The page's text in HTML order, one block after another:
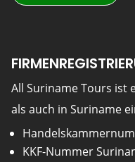
All Suriname Tours ist
als auch in Suriname
KKF-Nummer